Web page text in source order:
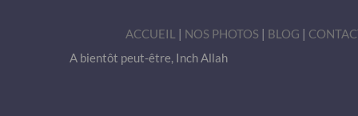
ACCUEIL | NOS PHOTOS | BLOG |
A bientôt peut-être, Inch Allah